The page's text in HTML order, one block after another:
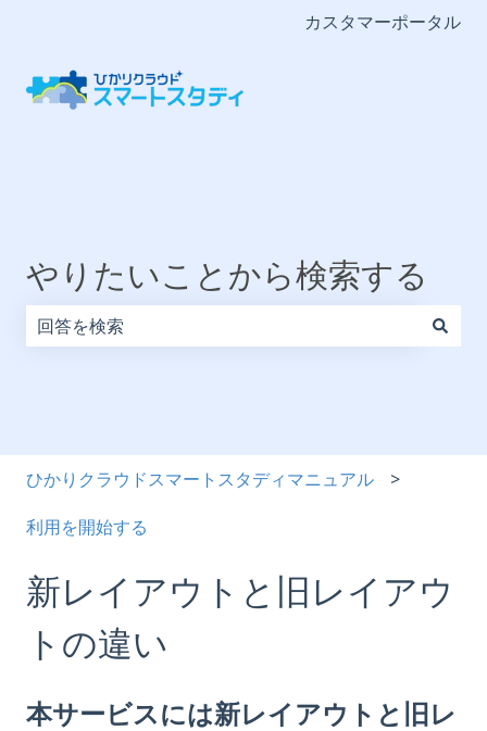
カスタマーポータル
やりたいことから検索する
ひかりクラウドスマートスタディマニュアル
利用を開始する
新レイアウトと旧レイアウ
トの違い
本サービスには新レイアウトと旧レ